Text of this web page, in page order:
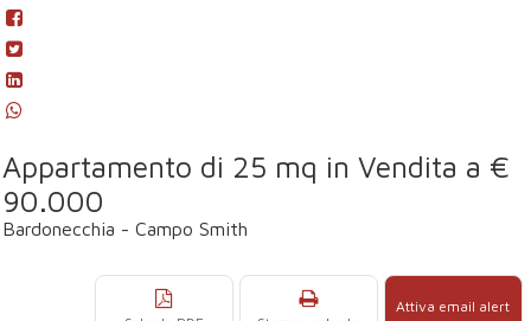
Appartamento di 25 mq in Vendita a €
90.000
Bardonecchia - Campo Smith
Attiva email alert